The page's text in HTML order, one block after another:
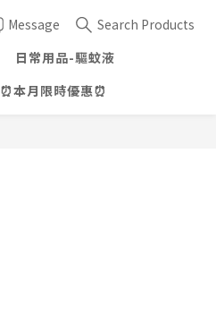
Message
Search Products
日常用品-驅蚊液
⏰本月限時優惠⏰